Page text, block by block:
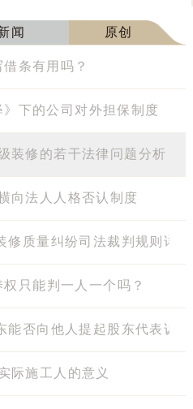
闻 原创
条有用吗？
下的公司对外担保制度
装修的若干法律问题分析
向法人人格否认制度
修质量纠纷司法裁判规则详
只能判一人一个吗？
能否向他人提起股东代表诉
施工人的意义